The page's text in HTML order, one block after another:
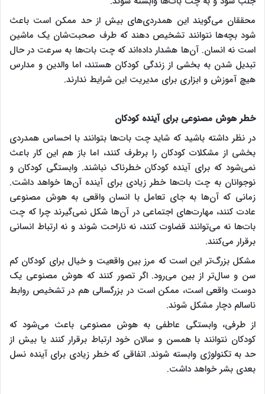
محققان می‌گویند این همدردی‌های بیش از حد ممکن است باعث
شود بچه‌ها نتوانند تشخیص دهند که طرف صحبت‌شان یک ماشین
است نه انسان. آن‌ها هشدار داده‌اند که چت بات‌ها به سرعت در حال
تبدیل شدن به بخشی از زندگی کودکان هستند، اما والدین و مدارس
هیچ آموزش و ابزاری برای مدیریت این شرایط ندارند.
خطر هوش مصنوعی برای آینده کودکان
در نظر داشته باشید که شاید چت بات‌ها بتوانند با احساس همدردی
بخشی از مشکلات کودکان را برطرف کنند، اما باز هم این کار باعث
نمی‌شود که برای آینده کودکان خطرناک نباشند. وابستگی کودکان و
نوجوانان به چت بات‌ها خطر زیادی برای آینده آن‌ها خواهد داشت.
زمانی که آن‌ها به جای تعامل با انسان واقعی به هوش مصنوعی
عادت کنند، مهارت‌های اجتماعی در آن‌ها شکل نمی‌گیرند چرا که چت
بات‌ها نه می‌توانند قضاوت کنند، نه ناراحت شوند و نه ارتباط انسانی
برقرار می‌کنند.
مشکل بزرگ‌تر این است که مرز بین واقعیت و خیال برای کودکان کم
سن و سال‌تر از بین می‌رود. اگر تصور کنند که هوش مصنوعی یک
دوست واقعی است، ممکن است در بزرگسالی هم در تشخیص روابط
ناسالم دچار مشکل شوند.
از طرفی، وابستگی عاطفی به هوش مصنوعی باعث می‌شود که
کودکان نتوانند با همسن و سالان خود ارتباط برقرار کنند یا بیش از
حد به تکنولوژی وابسته شوند. اتفاقی که خطر زیادی برای آینده نسل
بعدی بشر خواهد داشت.